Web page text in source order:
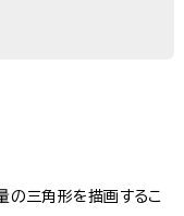
の三角形を描画するこ